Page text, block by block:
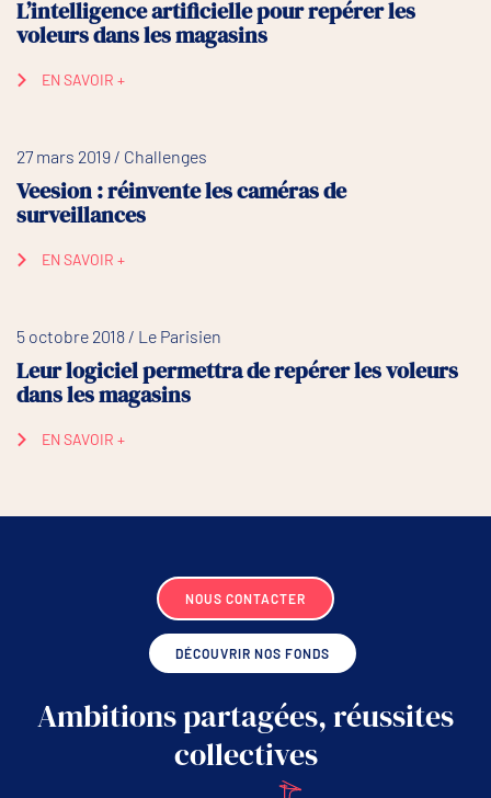
L’intelligence artificielle pour repérer les
voleurs dans les magasins
EN SAVOIR +
27 mars 2019 / Challenges
Veesion : réinvente les caméras de
surveillances
EN SAVOIR +
5 octobre 2018 / Le Parisien
Leur logiciel permettra de repérer les voleurs
dans les magasins
EN SAVOIR +
NOUS CONTACTER
DÉCOUVRIR NOS FONDS
Ambitions partagées, réussites
collectives